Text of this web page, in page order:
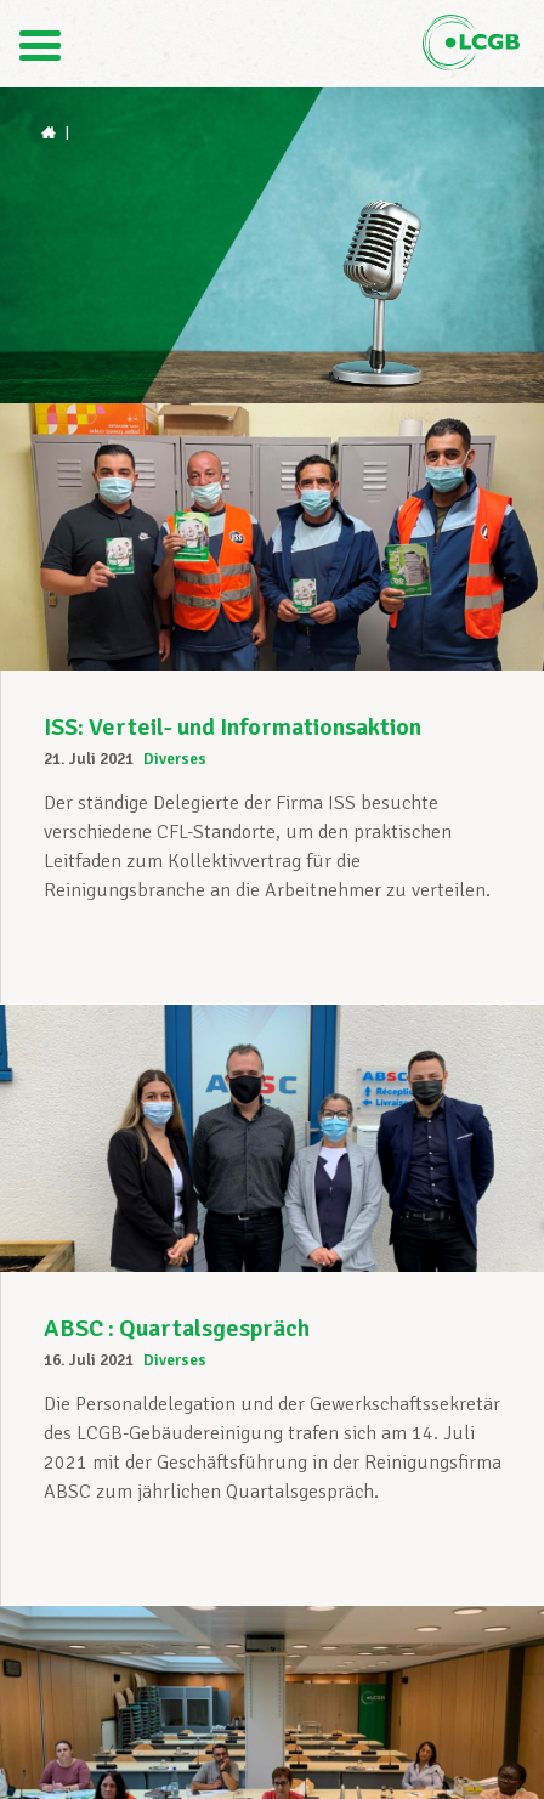
FR
Gewerkschaftsstrukturen
Unterstützung im Arbeitsalltag
Ihre Rechte
Unterstützung im Privatleben
Mitglied werden
Aktuell
ISS: Verteil- und Informationsaktion
21. Juli 2021 Diverses
Der ständige Delegierte der Firma ISS besuchte
verschiedene CFL-Standorte, um den praktischen
Leitfaden zum Kollektivvertrag für die
Reinigungsbranche an die Arbeitnehmer zu verteilen.
ABSC : Quartalsgespräch
16. Juli 2021 Diverses
Die Personaldelegation und der Gewerkschaftssekretär
des LCGB-Gebäudereinigung trafen sich am 14. Juli
2021 mit der Geschäftsführung in der Reinigungsfirma
ABSC zum jährlichen Quartalsgespräch.